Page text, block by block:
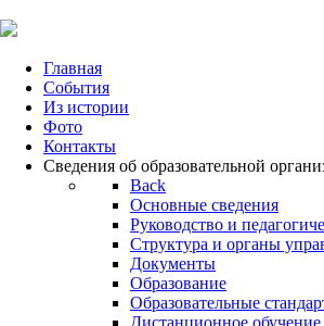
Главная
События
Из истории
Фото
Контакты
Сведения об образовательной
Back
Основные сведения
Руководство и
Структура и органы
Документы
Образование
Образовательные
Дистанционное обучение